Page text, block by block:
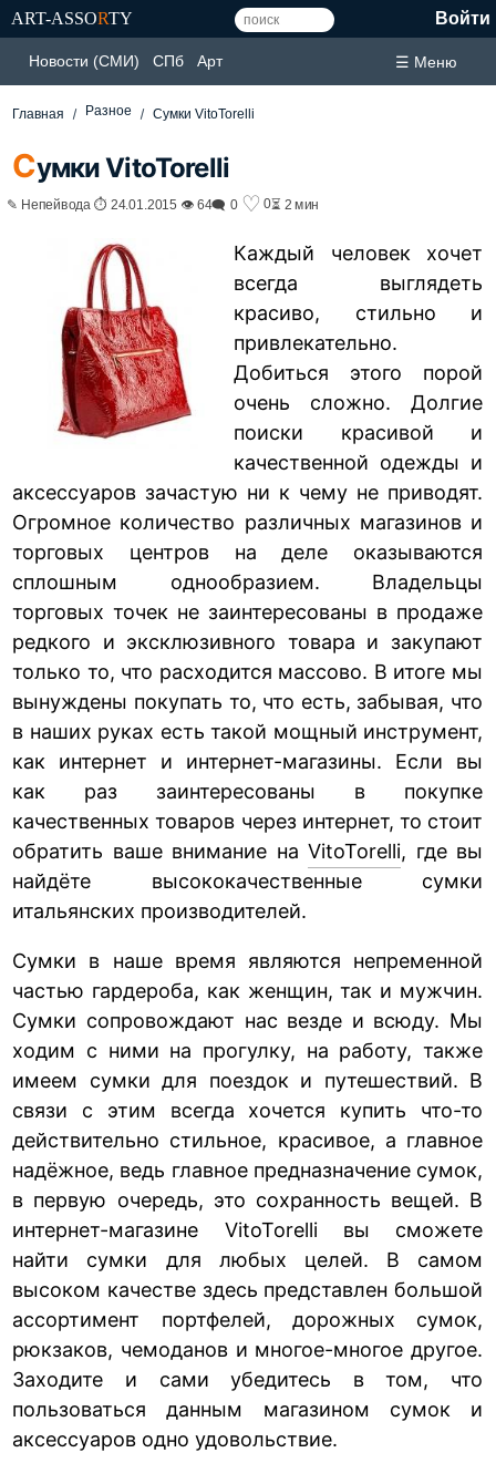
ART-ASSORTY Войти
Новости (СМИ) СПб Арт ☰ Меню
Главная Разное Сумки VitoTorelli
Сумки VitoTorelli
✎ Непейвода ⏱ 24.01.2015 👁 64🗨 0 ♡ 0⏳ 2 мин
Каждый человек хочет
всегда выглядеть
красиво, стильно и
привлекательно.
Добиться этого порой
очень сложно. Долгие
поиски красивой и
качественной одежды и
аксессуаров зачастую ни к чему не приводят.
Огромное количество различных магазинов и
торговых центров на деле оказываются
сплошным однообразием. Владельцы
торговых точек не заинтересованы в продаже
редкого и эксклюзивного товара и закупают
только то, что расходится массово. В итоге мы
вынуждены покупать то, что есть, забывая, что
в наших руках есть такой мощный инструмент,
как интернет и интернет-магазины. Если вы
как раз заинтересованы в покупке
качественных товаров через интернет, то стоит
обратить ваше внимание наVitoTorelli, где вы
найдёте высококачественные сумки
итальянских производителей.
Сумки в наше время являются непременной
частью гардероба, как женщин, так и мужчин.
Сумки сопровождают нас везде и всюду. Мы
ходим с ними на прогулку, на работу, также
имеем сумки для поездок и путешествий. В
связи с этим всегда хочется купить что-то
действительно стильное, красивое, а главное
надёжное, ведь главное предназначение сумок,
в первую очередь, это сохранность вещей. В
интернет-магазине VitoTorelli вы сможете
найти сумки для любых целей. В самом
высоком качестве здесь представлен большой
ассортимент портфелей, дорожных сумок,
рюкзаков, чемоданов и многое-многое другое.
Заходите и сами убедитесь в том, что
пользоваться данным магазином сумок и
аксессуаров одно удовольствие.